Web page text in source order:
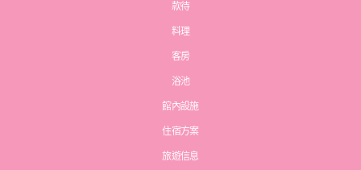
款待
料理
客房
浴池
館內設施
住宿方案
旅遊信息